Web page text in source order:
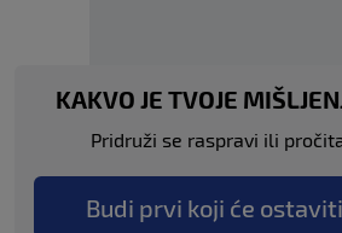
KAKVO JE TVOJE
Pridruži se raspravi ili
Budi prvi koji će